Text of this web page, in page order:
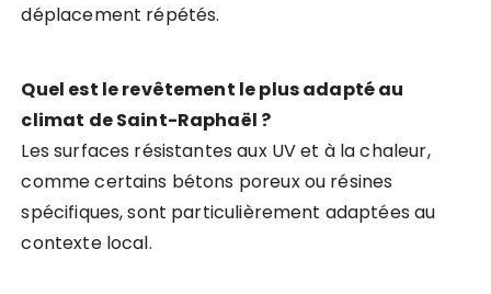
déplacement répétés.
Quel est le revêtement le plus adapté au
climat de Saint-Raphaël ?
Les surfaces résistantes aux UV et à la chaleur,
comme certains bétons poreux ou résines
spécifiques, sont particulièrement adaptées au
contexte local.